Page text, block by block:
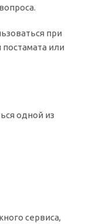
при
или
одной из
сервиса,